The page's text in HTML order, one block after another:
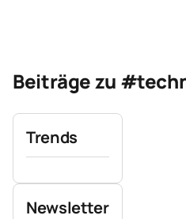
Beiträge zu
Trends
Newsletter